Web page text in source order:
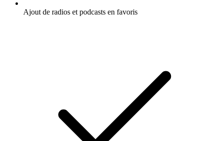
Ajout de radios et podcasts en favoris